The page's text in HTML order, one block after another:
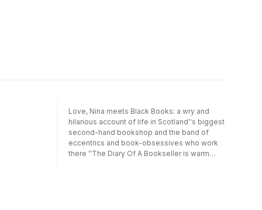
Love, Nina meets Black Books: a wry and
hilarious account of life in Scotland''s biggest
second-hand bookshop and the band of
eccentrics and book-obsessives who work
there ''The Diary Of A Bookseller is warm